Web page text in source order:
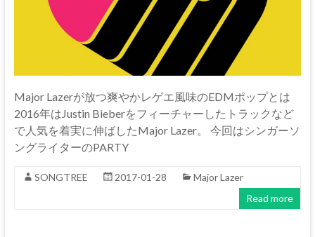
Major Lazerが放つ爽やかレゲエ風味のEDMポップとは
2016年はJustin Bieberをフィーチャーしたトラックなど
で人気を着実に伸ばしたMajor Lazer。 今回はシンガーソ
ングライターのPARTY
SONGTREE 2017-01-28
Major Lazer
Read more